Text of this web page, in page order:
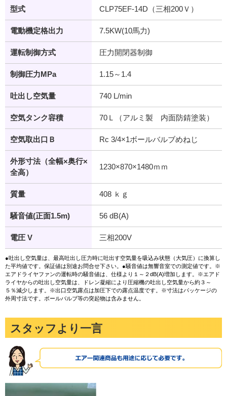
型式 CLP75EF-14D（三相200Ｖ）
電動機定格出力 7.5KW(10馬力)
運転制御方式 圧力開閉器制御
制御圧力MPa 1.15～1.4
吐出し空気量 740 L/min
空気タンク容積 70Ｌ（アルミ製 内面防錆塗装）
空気取出口Ｂ Rc 3/4×1ボールバルブめねじ
外形寸法（全幅×奥行×
全高）
1230×870×1480ｍｍ
質量 408 ｋｇ
騒音値(正面1.5m) 56 dB(A)
電圧 V 三相200V
●吐出し空気量は、最高吐出し圧力時に吐出す空気量を吸込み状態（大気圧）に換算し
た平均値です。保証値は別途お問合せ下さい。●騒音値は無響音室での測定値です。※
エアドライヤファンの運転時の騒音値は、仕様より１～２dB(A)増加します。※エアド
ライヤからの吐出し空気量は、ドレン凝縮により圧縮機の吐出し空気量から約３～
５％減少します。※出口空気露点は加圧下での露点温度です。※寸法はパッケージの
外周寸法です。ボールバルブ等の突起物は含みません。
スタッフより一言